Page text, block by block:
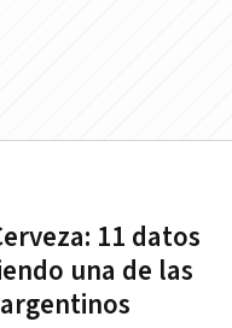
11 datos
una de las